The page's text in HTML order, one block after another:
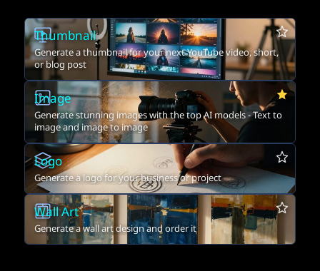
Thumbnail
Generate a thumbnail for your next YouTube video, short,
or blog post
Image
Generate stunning images with the top AI models - Text to
image and image to image
Logo
Generate a logo for your business or project
Wall Art
Generate a wall art design and order it